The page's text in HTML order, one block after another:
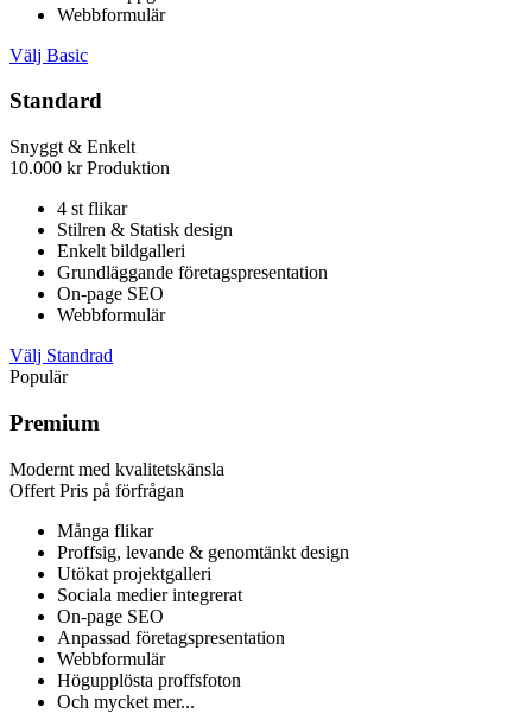
Webbformulär
Välj Basic
Standard
Snyggt & Enkelt
10.000 kr Produktion
4 st flikar
Stilren & Statisk design
Enkelt bildgalleri
Grundläggande företagspresentation
On-page SEO
Webbformulär
Välj Standrad
Populär
Premium
Modernt med kvalitetskänsla
Offert Pris på förfrågan
Många flikar
Proffsig, levande & genomtänkt design
Utökat projektgalleri
Sociala medier integrerat
On-page SEO
Anpassad företagspresentation
Webbformulär
Högupplösta proffsfoton
Och mycket mer...